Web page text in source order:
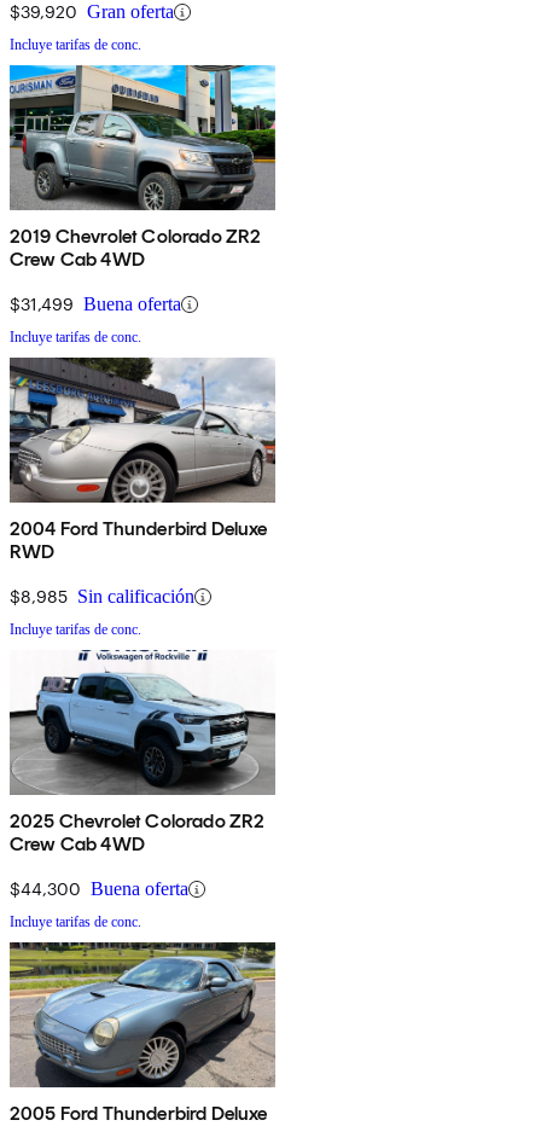
$39,920 Gran oferta
Incluye tarifas de conc.
2019 Chevrolet Colorado ZR2
Crew Cab 4WD
$31,499 Buena oferta
Incluye tarifas de conc.
2004 Ford Thunderbird Deluxe
RWD
$8,985 Sin calificación
Incluye tarifas de conc.
2025 Chevrolet Colorado ZR2
Crew Cab 4WD
$44,300 Buena oferta
Incluye tarifas de conc.
2005 Ford Thunderbird Deluxe